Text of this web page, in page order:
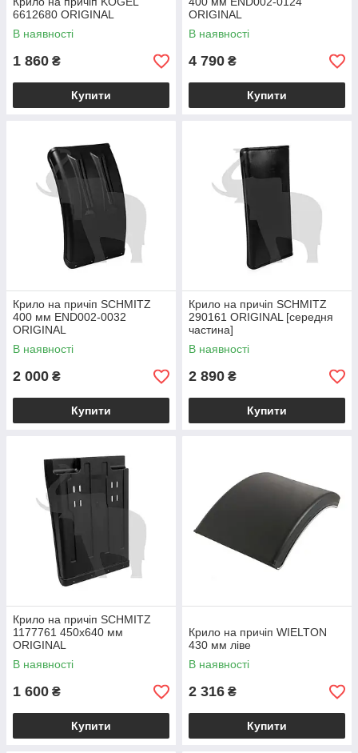
6612680 ORIGINAL
В наявності
1 860 ₴
Купити
ORIGINAL
В наявності
4 790 ₴
Купити
Крило на причіп SCHMITZ
400 мм END002-0032
ORIGINAL
В наявності
2 000 ₴
Купити
Крило на причіп SCHMITZ
290161 ORIGINAL [середня
частина]
В наявності
2 890 ₴
Купити
Крило на причіп SCHMITZ
1177761 450х640 мм
ORIGINAL
В наявності
1 600 ₴
Купити
Крило на причіп WIELTON
430 мм ліве
В наявності
2 316 ₴
Купити